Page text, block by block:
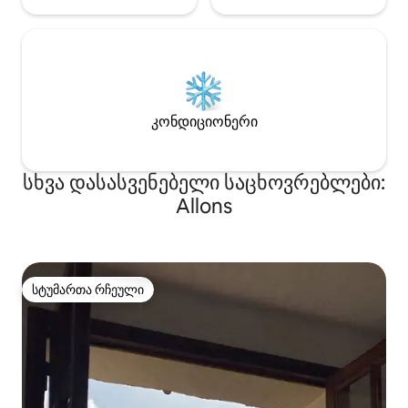
კონდიციონერი
სხვა დასასვენებელი საცხოვრებლები:
Allons
სტუმართა რჩეული
სტუმართა რჩეული